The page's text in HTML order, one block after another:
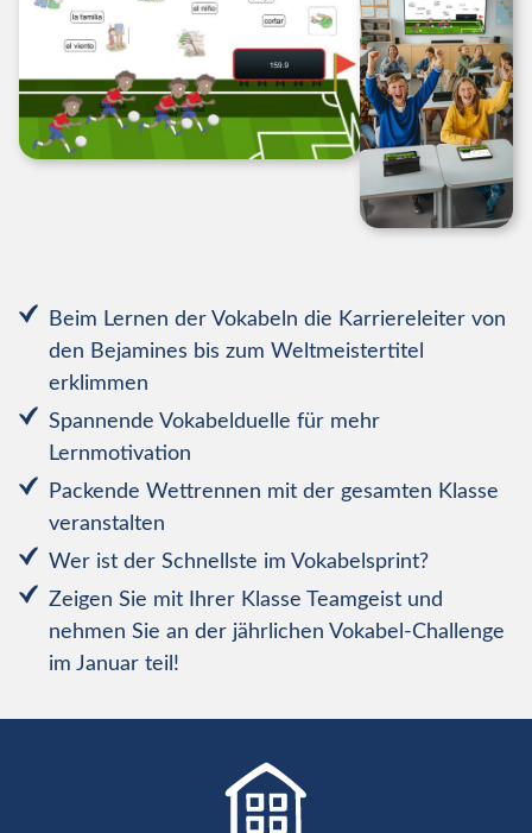
Beim Lernen der Vokabeln die Karriereleiter von
den Bejamines bis zum Weltmeistertitel
erklimmen
Spannende Vokabelduelle für mehr
Lernmotivation
Packende Wettrennen mit der gesamten Klasse
veranstalten
Wer ist der Schnellste im Vokabelsprint?
Zeigen Sie mit Ihrer Klasse Teamgeist und
nehmen Sie an der jährlichen Vokabel-Challenge
im Januar teil!